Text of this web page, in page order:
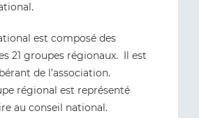
est composé des
21 groupes régionaux. Il est
de l’association.
régional est représenté
au conseil national.